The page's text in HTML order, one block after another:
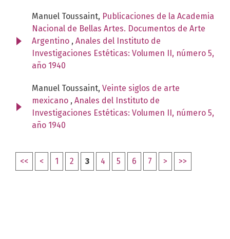
Manuel Toussaint, Publicaciones de la Academia
Nacional de Bellas Artes. Documentos de Arte
Argentino , Anales del Instituto de
Investigaciones Estéticas: Volumen II, número 5,
año 1940
Manuel Toussaint, Veinte siglos de arte
mexicano , Anales del Instituto de
Investigaciones Estéticas: Volumen II, número 5,
año 1940
<< < 1 2 3 4 5 6 7 > >>